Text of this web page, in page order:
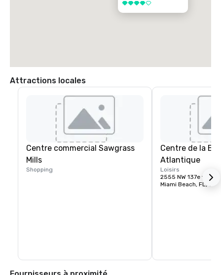
4 sur 5
Attractions locales
Centre commercial Sawgrass
Mills
Shopping
Centre de la
Atlantique
Loisirs
2555 NW 137e voie
Miami Beach, FL, US